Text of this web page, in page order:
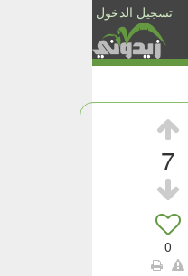
تسجيل الدخول
7
0